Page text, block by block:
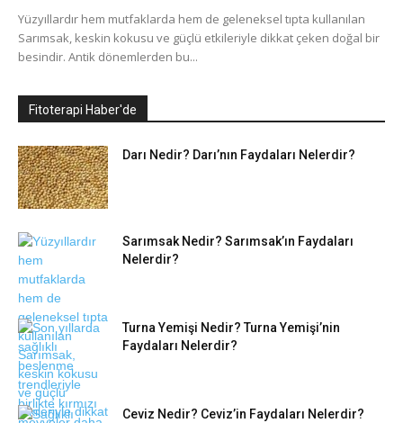
Yüzyıllardır hem mutfaklarda hem de geleneksel tıpta kullanılan
Sarımsak, keskin kokusu ve güçlü etkileriyle dikkat çeken doğal bir
besindir. Antik dönemlerden bu...
Fitoterapi Haber'de
Darı Nedir? Darı’nın Faydaları Nelerdir?
Sarımsak Nedir? Sarımsak’ın Faydaları
Nelerdir?
Turna Yemişi Nedir? Turna Yemişi’nin
Faydaları Nelerdir?
Ceviz Nedir? Ceviz’in Faydaları Nelerdir?